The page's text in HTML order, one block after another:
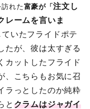
れた富豪が「注文し
レームを言いま
ていたフライドポテ
たが、彼は太すぎる
カットしたフライド
、こちらもお気に召
ラっとしたのか純粋
と クラムはジャガイ